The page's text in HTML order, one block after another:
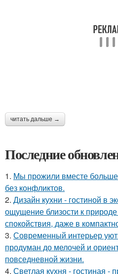
читать дальше →
Последние
1. Мы прожили вместе больше
без конфликтов.
2. Дизайн кухни - гостиной в
ощущение близости к
спокойствия, даже в
3. Современный интерьер
продуман до мелочей и
повседневной жизни.
4. Светлая кухня - гостиная -